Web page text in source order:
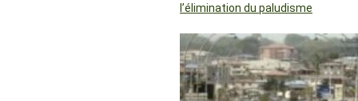
l’élimination du paludisme